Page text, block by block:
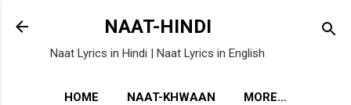
Skip to main content
NAAT-HINDI
Naat Lyrics in Hindi | Naat Lyrics in English
HOME NAAT-KHWAAN MORE…